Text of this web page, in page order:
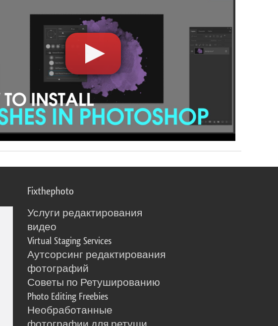
Fixthephoto
Услуги редактирования
видео
Virtual Staging Services
Аутсорсинг редактирования
фотографий
Советы по Ретушированию
Photo Editing Freebies
Необработанные